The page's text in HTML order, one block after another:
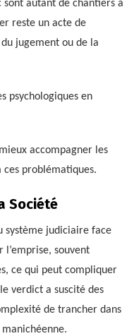
autant de chantiers à
reste un acte de
jugement ou de la
psychologiques en
accompagner les
problématiques.
Société
système judiciaire face
l’emprise, souvent
ce qui peut compliquer
verdict a suscité des
de trancher dans